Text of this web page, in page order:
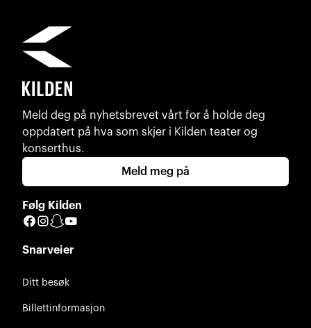
Meld deg på nyhetsbrevet vårt for å holde deg
oppdatert på hva som skjer i Kilden teater og
konserthus.
Meld meg på
Følg Kilden
Facebook
Instagram
Snapchat
Snarveier
Ditt besøk
Billettinformasjon